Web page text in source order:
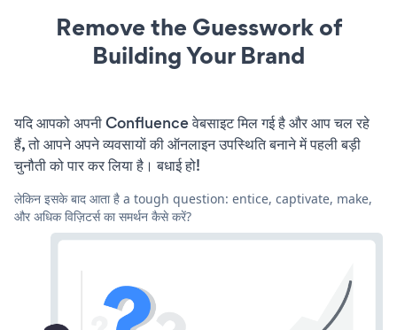
Remove the Guesswork of
Building Your Brand
यदि आपको अपनी Confluence वेबसाइट मिल गई है और आप चल रहे
हैं, तो आपने अपने व्यवसायों की ऑनलाइन उपस्थिति बनाने में पहली बड़ी
चुनौती को पार कर लिया है। बधाई हो!
लेकिन इसके बाद आता है a tough question: entice, captivate, make,
और अधिक विज़िटर्स का समर्थन कैसे करें?